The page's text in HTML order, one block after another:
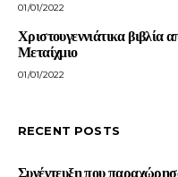
01/01/2022
Χριστουγεννιάτικα βιβλία
Μεταίχμιο
01/01/2022
RECENT POSTS
Συνέντευξη που